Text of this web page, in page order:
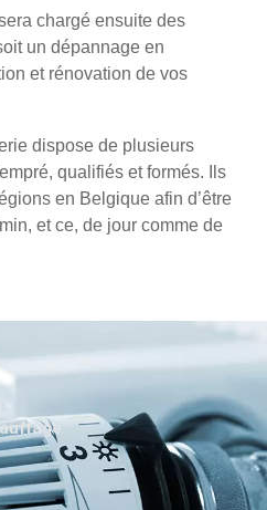
chargé ensuite des
un dépannage en
et rénovation de vos
dispose de plusieurs
qualifiés et formés. Ils
en Belgique afin d’être
et ce, de jour comme de